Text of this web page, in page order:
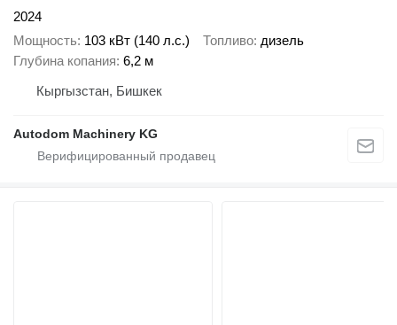
2024
Мощность 103 кВт (140 л.с.) Топливо дизель
Глубина копания 6,2 м
Кыргызстан, Бишкек
Autodom Machinery KG